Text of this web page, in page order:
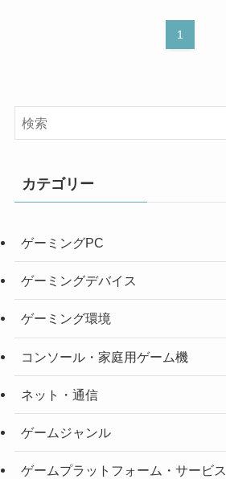
1
カテゴリー
ゲーミングPC
ゲーミングデバイス
ゲーミング環境
コンソール・家庭用ゲーム機
ネット・通信
ゲームジャンル
ゲームプラットフォーム・サービス